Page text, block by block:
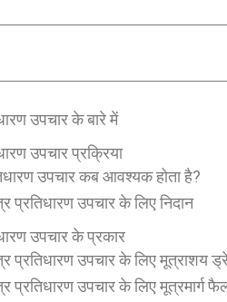
उपचार के बारे में
उपचार प्रक्रिया
उपचार कब आवश्यक होता है?
प्रतिधारण उपचार के लिए निदान
उपचार के प्रकार
प्रतिधारण उपचार के लिए मूत्राशय
प्रतिधारण उपचार के लिए मूत्रमार्ग